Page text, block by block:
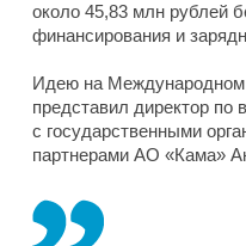
около 45,83 млн рублей
финансирования и
Идею на Международном
представил директор по
с государственными
партнерами АО «Кама»